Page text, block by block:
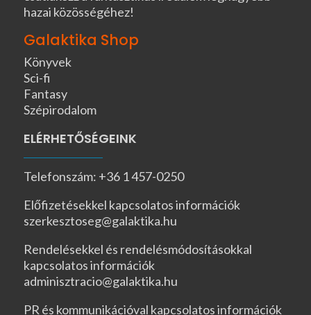
hazai közösségéhez!
Galaktika Shop
Könyvek
Sci-fi
Fantasy
Szépirodalom
ELÉRHETŐSÉGEINK
Telefonszám: +36 1 457-0250
Előfizetésekkel kapcsolatos információk
szerkesztoseg@galaktika.hu
Rendelésekkel és rendelésmódosításokkal
kapcsolatos információk
adminisztracio@galaktika.hu
PR és kommunikációval kapcsolatos információk